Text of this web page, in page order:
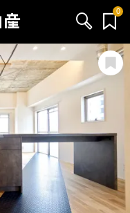
0
お問い合わせ